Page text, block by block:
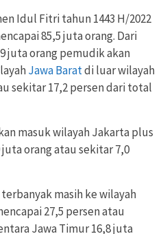
Idul Fitri tahun 1443 H/2022
85,5 juta orang. Dari
juta orang pemudik akan
Jawa Baratdi luar wilayah
sekitar 17,2 persen dari total
masuk wilayah Jakarta plus
orang atau sekitar 7,0
masih ke wilayah
27,5 persen atau
Jawa Timur 16,8 juta